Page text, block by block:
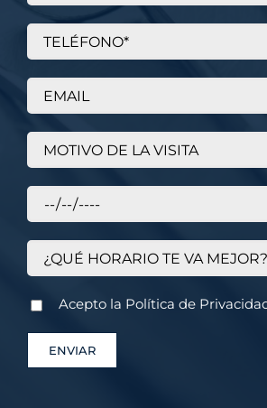
Acepto la Política de